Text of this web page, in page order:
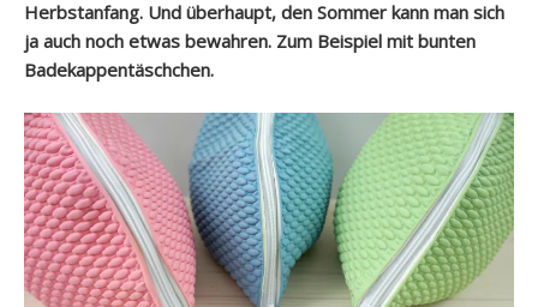
Herbstanfang. Und überhaupt, den Sommer kann man sich
ja auch noch etwas bewahren. Zum Beispiel mit bunten
Badekappentäschchen.